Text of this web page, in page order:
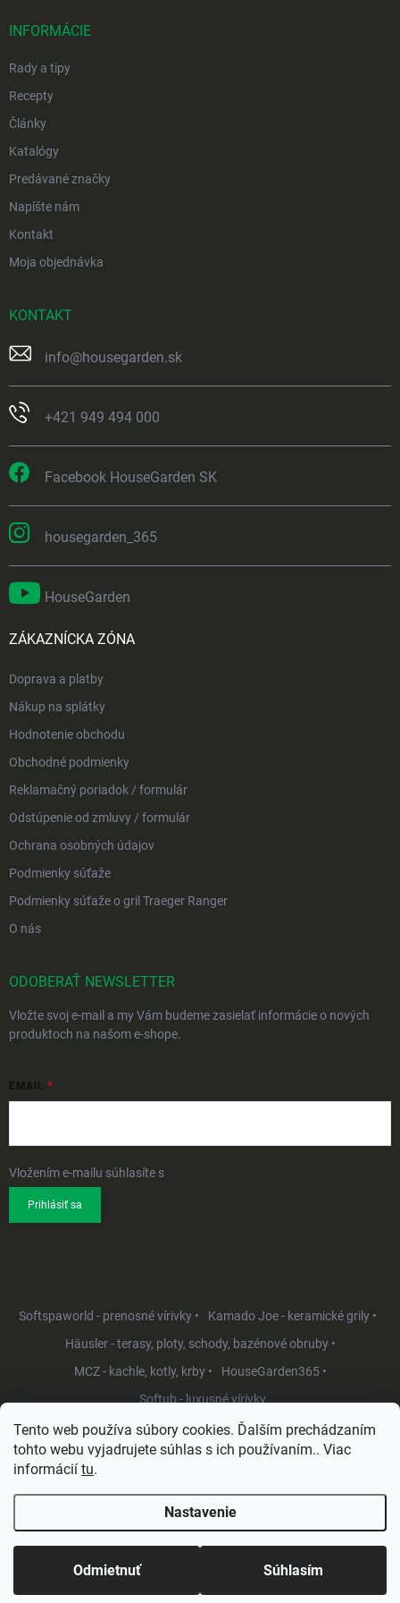
Tento web používa súbory cookies. Ďalším prechádzaním
tohto webu vyjadrujete súhlas s ich používaním.. Viac
informácií tu.
Nastavenie
Odmietnuť Súhlasím
INFORMÁCIE
Rady a tipy
Recepty
Články
Katalógy
Predávané značky
Napíšte nám
Kontakt
Moja objednávka
KONTAKT
info@housegarden.sk
+421 949 494 000
Facebook HouseGarden SK
housegarden_365
HouseGarden
ZÁKAZNÍCKA ZÓNA
Doprava a platby
Nákup na splátky
Hodnotenie obchodu
Obchodné podmienky
Reklamačný poriadok / formulár
Odstúpenie od zmluvy / formulár
Ochrana osobných údajov
Podmienky súťaže
Podmienky súťaže o gril Traeger Ranger
O nás
ODOBERAŤ NEWSLETTER
Vložte svoj e-mail a my Vám budeme zasielať informácie o nových
produktoch na našom e-shope.
EMAIL
Vložením e-mailu súhlasíte s
Prihlásiť sa
Softspaworld - prenosné vírivky •
Kamado Joe - keramické grily •
Häusler - terasy, ploty, schody, bazénové obruby •
MCZ - kachle, kotly, krby •
HouseGarden365 •
Softub - luxusné vírivky
Vytvoril Shoptet
Copyright 2026HouseGarden.sk. Všetky práva vyhradené.Upraviť